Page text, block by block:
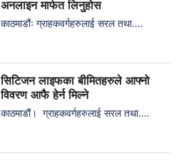
अनलाइन मार्फत लिनुहोस
काठमाडौंः ग्राहकवर्गहरुलाई सरल तथा....
सिटिजन लाइफका बीमितहरुले आफ्नो
विवरण आफै हेर्न मिल्ने
काठमाडौं। ग्राहकवर्गहरुलाई सरल तथा....